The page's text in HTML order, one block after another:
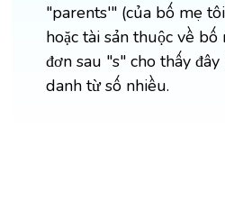
"parents'" (của bố mẹ
hoặc tài sản thuộc về bố
đơn sau "s" cho thấy
danh từ số nhiều.